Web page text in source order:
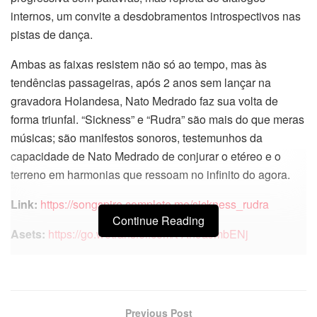
internos, um convite a desdobramentos introspectivos nas
pistas de dança.
Ambas as faixas resistem não só ao tempo, mas às
tendências passageiras, após 2 anos sem lançar na
gravadora Holandesa, Nato Medrado faz sua volta de
forma triunfal. “Sickness” e “Rudra” são mais do que meras
músicas; são manifestos sonoros, testemunhos da
capacidade de Nato Medrado de conjurar o etéreo e o
terreno em harmonias que ressoam no infinito do agora.
Link: https://songspire.complete.me/sickness_rudra
Asets: https://go.wetransfer.com/t-An9aJmbENj
Continue Reading
Previous Post